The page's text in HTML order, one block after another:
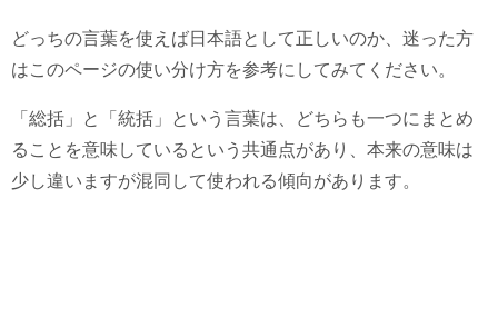
どっちの言葉を使えば日本語として正しいのか、迷った方
はこのページの使い分け方を参考にしてみてください。
「総括」と「統括」という言葉は、どちらも一つにまとめ
ることを意味しているという共通点があり、本来の意味は
少し違いますが混同して使われる傾向があります。